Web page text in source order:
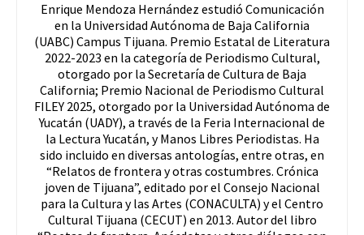
Enrique Mendoza Hernández estudió Comunicación
en la Universidad Autónoma de Baja California
(UABC) Campus Tijuana. Premio Estatal de Literatura
2022-2023 en la categoría de Periodismo Cultural,
otorgado por la Secretaría de Cultura de Baja
California; Premio Nacional de Periodismo Cultural
FILEY 2025, otorgado por la Universidad Autónoma de
Yucatán (UADY), a través de la Feria Internacional de
la Lectura Yucatán, y Manos Libres Periodistas. Ha
sido incluido en diversas antologías, entre otras, en
“Relatos de frontera y otras costumbres. Crónica
joven de Tijuana”, editado por el Consejo Nacional
para la Cultura y las Artes (CONACULTA) y el Centro
Cultural Tijuana (CECUT) en 2013. Autor del libro